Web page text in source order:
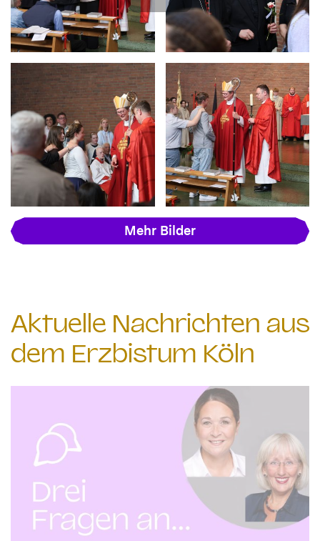
Mehr Bilder
Aktuelle Nachrichten aus
dem Erzbistum Köln